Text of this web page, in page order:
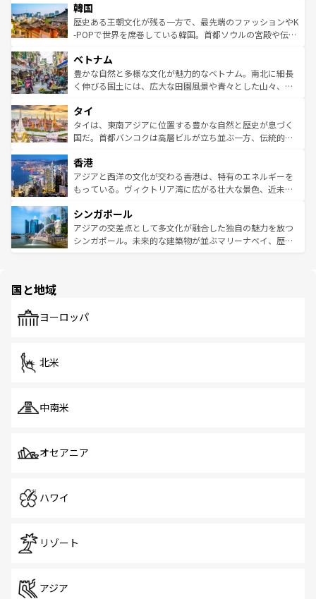
ワイを、存分に味わってほしい。 なお、新着のハワイ情報
はコンテンツ一覧を参照してほしい。
いる。アクティビティも充実しており、サーフィンやダイ
ビング、ハイキングなど、アウトドア好きにはたまらな
い。オーストラリアの多彩な魅力を存分に味わいつくそ
参照してほしい。
ン）、静ひつな山岳地帯である台湾東部など、都市の喧騒
と山間の静けさが共存しており、訪れる人に新しい発見と
驚きをもたらしてくれる。また、奥深い台湾の食文化も魅
容にもいいと評判のスイーツなど、バラエティ豊かな料理
が味わえる。 なお、新着の台湾情報は コンテンツ一覧を参
照してほしい。
韓国
歴史ある王朝文化が残る一方で、最先端のファッションやK
-POPで世界を席巻している韓国。首都ソウルの宮殿や伝統
き、地方に足を延ばせば四季折々の自然美を楽しむことが
できる。そして、キムチや焼肉、絶品のストリートフード
まで、さまざまな韓国料理が待っている。夜には、韓国な
リティに包まれながら、韓国の多彩な魅力を心ゆくまで味
わってみてほしい。 なお、新着の韓国情報はコンテンツ一
覧を参照してほしい。
ベトナム
豊かな自然と多様な文化が魅力的なベトナム。南北に細長
く伸びる国土には、広大な田園風景や青々とした山々、世
急速な発展と共に伝統が息づく。ハノイの古い町並みやホ
ーチミン市のフランス統治時代の建物も、独特の雰囲気を
醸し出している。また、バラエティの豊かさとおいしさで
とつ。フォーやバインミー、ベトナムコーヒーなどは、ぜ
ひ現地で味わいたい。どの地域を訪れてもあたたかい人々
が旅行者を迎えてくれるので、きっと忘れられない旅にな
参照してほしい。
タイ
タイは、東南アジアに位置する豊かな自然と歴史が息づく
国だ。首都バンコクは高層ビルが立ち並ぶ一方、伝統的な
の活気が交差している。北部ではチェンマイなどの山岳地
帯で自然と触れ合い、南部ではプーケットやクラビの美し
いビーチでリゾート気分を楽しむことができる。タイ料理
激する。気候は一年中温暖で、どの季節にも異なる楽しみ
が待っている。親しみやすいタイの人々、仏教を中心とし
た文化、そして多様な観光資源が、訪れる旅人を魅了し続
香港
アジアと西洋の文化が交わる香港は、特有のエネルギーを
もっている。ヴィクトリア湾に広がる壮大な景色、近未来
み、どこを訪れても感動するはず。観光スポットが密集し
ており、効率よく見どころを回れるのも魅力。息をのむよ
うな絶景から文化的な体験まで、香港を存分に楽しみ尽く
シンガポール
アジアの交差点として多文化が融合した独自の魅力を放つ
シンガポール。未来的な建築物が並ぶマリーナベイ、歴史
で、ホーカーズは地元の風情を楽しめる外せないスポット
国と地域
ヨーロッパ
北米
中南米
オセアニア
ハワイ
リゾート
アジア